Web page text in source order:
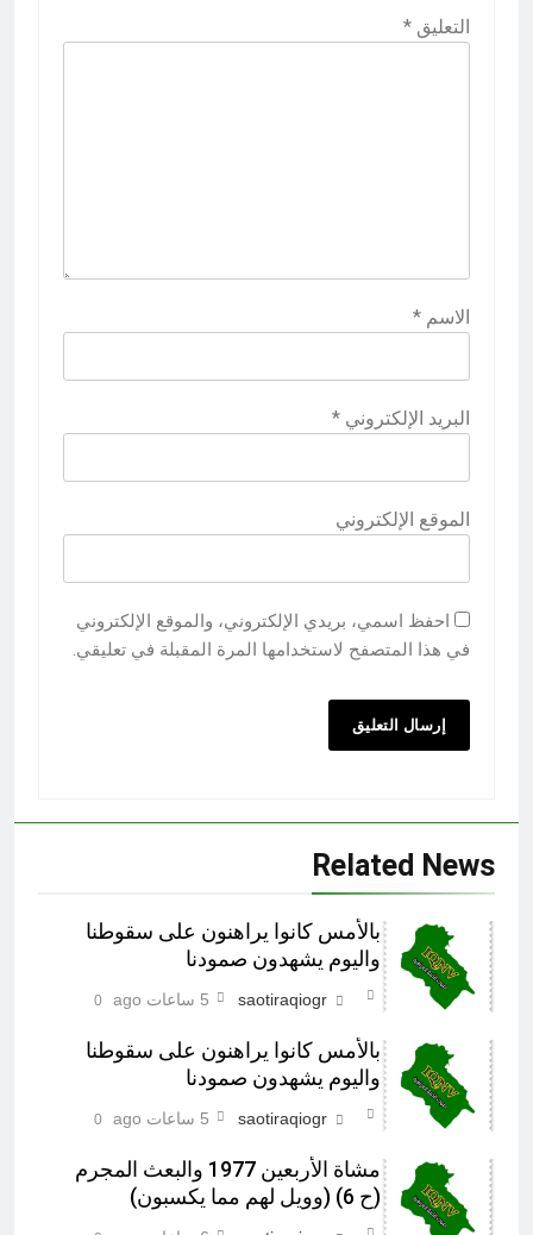
التعليق *
الاسم *
البريد الإلكتروني *
الموقع الإلكتروني
احفظ اسمي، بريدي الإلكتروني، والموقع الإلكتروني
في هذا المتصفح لاستخدامها المرة المقبلة في تعليقي.
Related News
بالأمس كانوا يراهنون على سقوطنا
واليوم يشهدون صمودنا
saotiraqiogr 5 ساعات ago 0
بالأمس كانوا يراهنون على سقوطنا
واليوم يشهدون صمودنا
saotiraqiogr 5 ساعات ago 0
مشاة الأربعين 1977 والبعث المجرم
(ح 6) (وويل لهم مما يكسبون)